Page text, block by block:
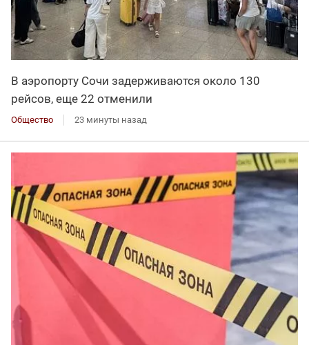
В аэропорту Сочи задерживаются около 130
рейсов, еще 22 отменили
Общество 23 минуты назад